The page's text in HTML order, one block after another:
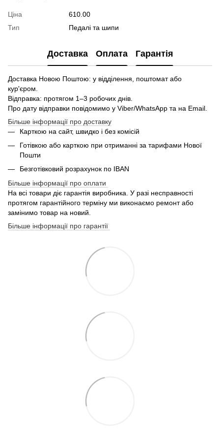
Ціна
610.00
Тип
Педалі та шипи
Доставка Оплата Гарантія
Доставка Новою Поштою: у відділення, поштомат або
кур'єром.
Відправка: протягом 1–3 робочих днів.
Про дату відправки повідомимо у Viber/WhatsApp та на Email.
Більше інформації про доставку
Карткою на сайт, швидко і без комісій
Готівкою або карткою при отриманні за тарифами Нової
Пошти
Безготівковий розрахунок по IBAN
Більше інформації про оплати
На всі товари діє гарантія виробника. У разі несправності
протягом гарантійного терміну ми виконаємо ремонт або
замінимо товар на новий.
Більше інформації про гарантії